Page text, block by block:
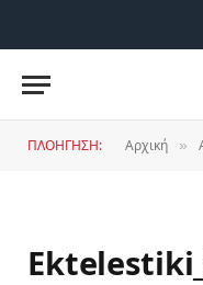
ΠΛΟΗΓΗΣΗ: Αρχική »